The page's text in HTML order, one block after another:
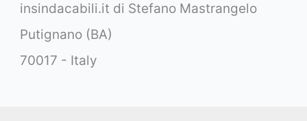
insindacabili.it di Stefano Mastrangelo
Putignano (BA)
70017 - Italy